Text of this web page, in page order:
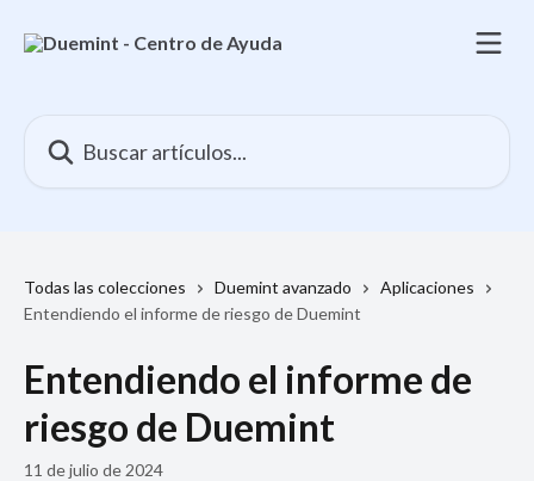
Todas las colecciones Duemint avanzado
Aplicaciones
Entendiendo el informe de riesgo de Duemint
Entendiendo el informe de
riesgo de Duemint
11 de julio de 2024